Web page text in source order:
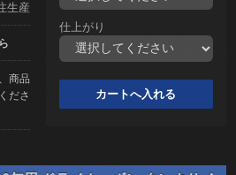
生産
商品
ださ
仕上がり